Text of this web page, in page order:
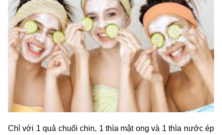
Chỉ với 1 quả chuối chin, 1 thìa mật ong và 1 thìa nước ép